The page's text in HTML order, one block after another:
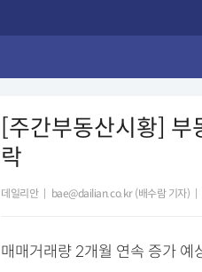
[주간부동산시황] 부
락
데일리안 bae@dailian.co.kr (배수람 기자)
매매거래량 2개월 연속 증가 예